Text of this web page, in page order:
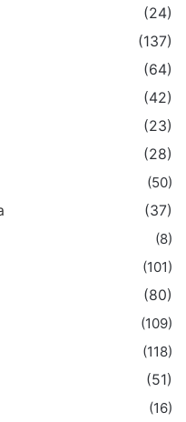
(24)
(137)
(64)
(42)
(23)
(28)
(50)
(37)
(8)
(101)
(80)
(109)
(118)
(51)
(16)